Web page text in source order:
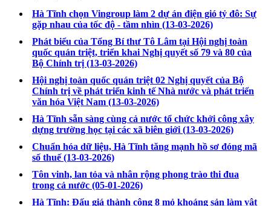
Hà Tĩnh chọn Vingroup làm 2 dự án điện gió tỷ đô: Sự
gặp nhau của tốc độ - tầm nhìn (13-03-2026)
Phát biểu của Tổng Bí thư Tô Lâm tại Hội nghị toàn
quốc quán triệt, triển khai Nghị quyết số 79 và 80 của
Bộ Chính trị (13-03-2026)
Hội nghị toàn quốc quán triệt 02 Nghị quyết của Bộ
Chính trị về phát triển kinh tế Nhà nước và phát triển
văn hóa Việt Nam (13-03-2026)
Hà Tĩnh sẵn sàng cùng cả nước tổ chức khởi công xây
dựng trường học tại các xã biên giới (13-03-2026)
Chuẩn hóa dữ liệu, Hà Tĩnh tăng mạnh hồ sơ đóng mã
số thuế(13-03-2026)
Tôn vinh, lan tỏa và nhân rộng phong trào thi đua
trong cả nước (05-01-2026)
Hà Tĩnh: Đấu giá thành công 8 mỏ khoáng sản làm vật